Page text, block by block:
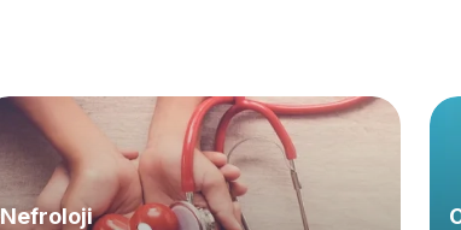
Nefroloji